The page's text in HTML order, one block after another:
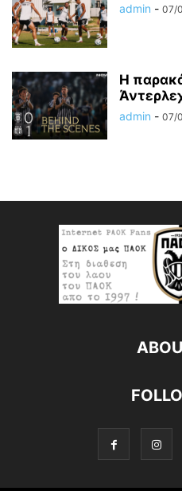
admin - 07/
Η
admin - 07/